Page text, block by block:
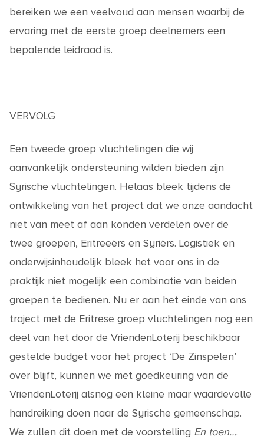
bereiken we een veelvoud aan mensen waarbij de
ervaring met de eerste groep deelnemers een
bepalende leidraad is.
VERVOLG
Een tweede groep vluchtelingen die wij
aanvankelijk ondersteuning wilden bieden zijn
Syrische vluchtelingen. Helaas bleek tijdens de
ontwikkeling van het project dat we onze aandacht
niet van meet af aan konden verdelen over de
twee groepen, Eritreeërs en Syriërs. Logistiek en
onderwijsinhoudelijk bleek het voor ons in de
praktijk niet mogelijk een combinatie van beiden
groepen te bedienen. Nu er aan het einde van ons
traject met de Eritrese groep vluchtelingen nog een
deel van het door de VriendenLoterij beschikbaar
gestelde budget voor het project ‘De Zinspelen’
over blijft, kunnen we met goedkeuring van de
VriendenLoterij alsnog een kleine maar waardevolle
handreiking doen naar de Syrische gemeenschap.
We zullen dit doen met de voorstelling En toen….